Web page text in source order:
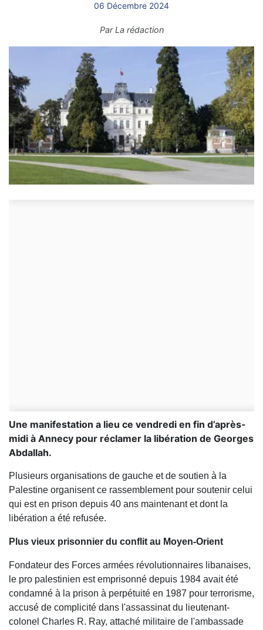
06 Décembre 2024
ParLa rédaction
Une manifestation a lieu ce vendredi en fin d’après-
midi à Annecy pour réclamer la libération de Georges
Abdallah.
Plusieurs organisations de gauche et de soutien à la
Palestine organisent ce rassemblement pour soutenir celui
qui est en prison depuis 40 ans maintenant et dont la
libération a été refusée.
Plus vieux prisonnier du conflit au Moyen-Orient
Fondateur des Forces armées révolutionnaires libanaises,
le pro palestinien est emprisonné depuis 1984 avait été
condamné à la prison à perpétuité en 1987 pour terrorisme,
accusé de complicité dans l'assassinat du lieutenant-
colonel Charles R. Ray, attaché militaire de l'ambassade